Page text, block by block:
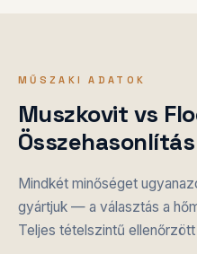
MŰSZAKI ADATOK
Muszkovit vs
Összehasonlítás
Mindkét minőséget
gyártjuk — a választás a
Teljes tételszintű